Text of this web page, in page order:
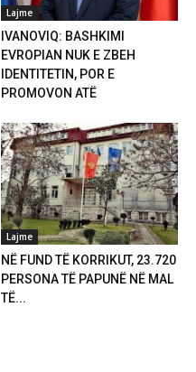
Lajme
IVANOVIQ: BASHKIMI
EVROPIAN NUK E ZBEH
IDENTITETIN, POR E
PROMOVON ATË
Lajme
NË FUND TË KORRIKUT, 23.720
PERSONA TË PAPUNË NË MAL
TË...